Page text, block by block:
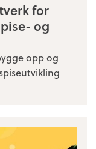
for
og
opp og